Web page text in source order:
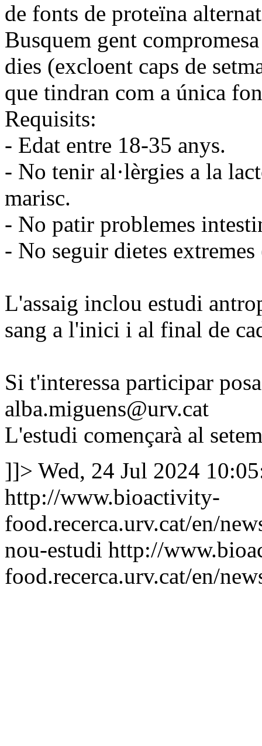
de fonts de proteïna
Busquem gent
dies (excloent caps de
que tindran com a única
Requisits:
- Edat entre 18-35 anys.
- No tenir al·lèrgies a la
marisc.
- No patir problemes
- No seguir dietes
L'assaig inclou estudi
sang a l'inici i al final de
Si t'interessa participar
alba.miguens@urv.cat
L'estudi començarà al
]]> Wed, 24 Jul 2024
http://www.bioactivity-
food.recerca.urv.cat/en/
nou-estudi http://
food.recerca.urv.cat/en/